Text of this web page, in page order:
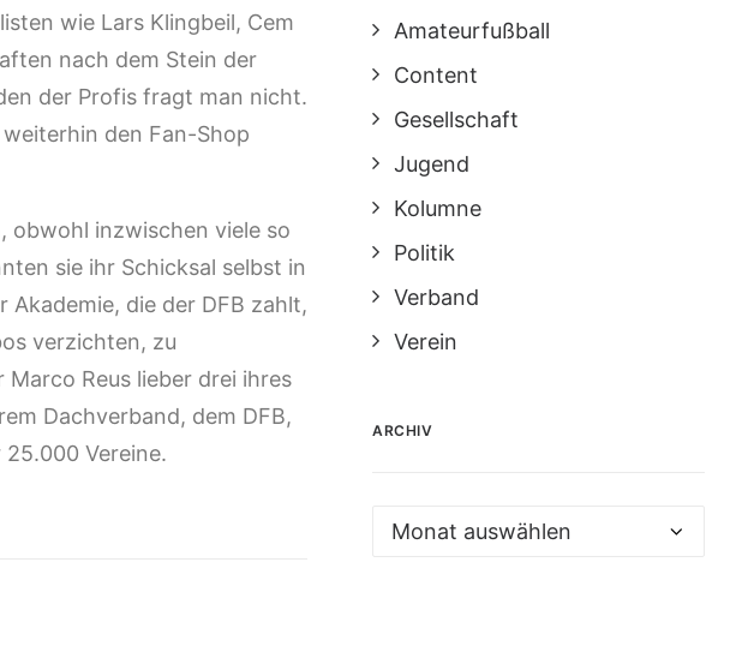
wie Lars Klingbeil, Cem
nach dem Stein der
der Profis fragt man nicht.
den Fan-Shop
obwohl inzwischen viele so
sie ihr Schicksal selbst in
Akademie, die der DFB zahlt,
verzichten, zu
Reus lieber drei ihres
Dachverband, dem DFB,
Vereine.
Amateurfußball
Content
Gesellschaft
Jugend
Kolumne
Politik
Verband
Verein
ARCHIV
Archiv